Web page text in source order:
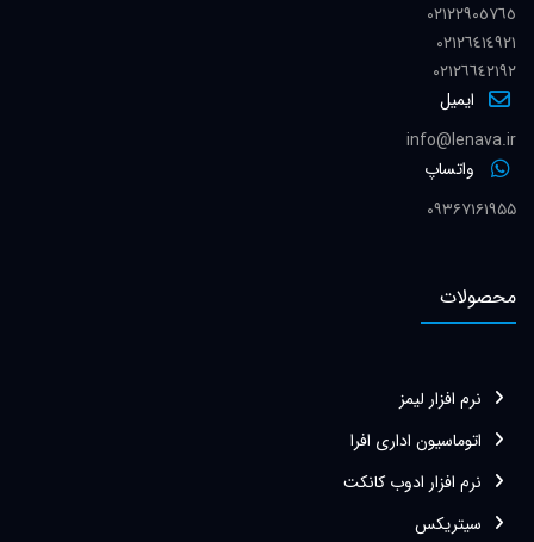
٠٢١٢٢٩٠٥٧٦٥
٠٢١٢٦٤١٤٩٢١
٠٢١٢٦٦٤٢١٩٢
ایمیل
info@lenava.ir
واتساپ
۰۹۳۶۷۱۶۱۹۵۵
محصولات
نرم افزار لیمز
اتوماسیون اداری افرا
نرم افزار ادوب کانکت
سیتریکس